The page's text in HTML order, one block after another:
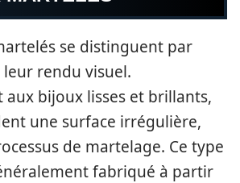
se distinguent par
rendu visuel.
bijoux lisses et brillants,
une surface irrégulière,
de martelage. Ce type
fabriqué à partir